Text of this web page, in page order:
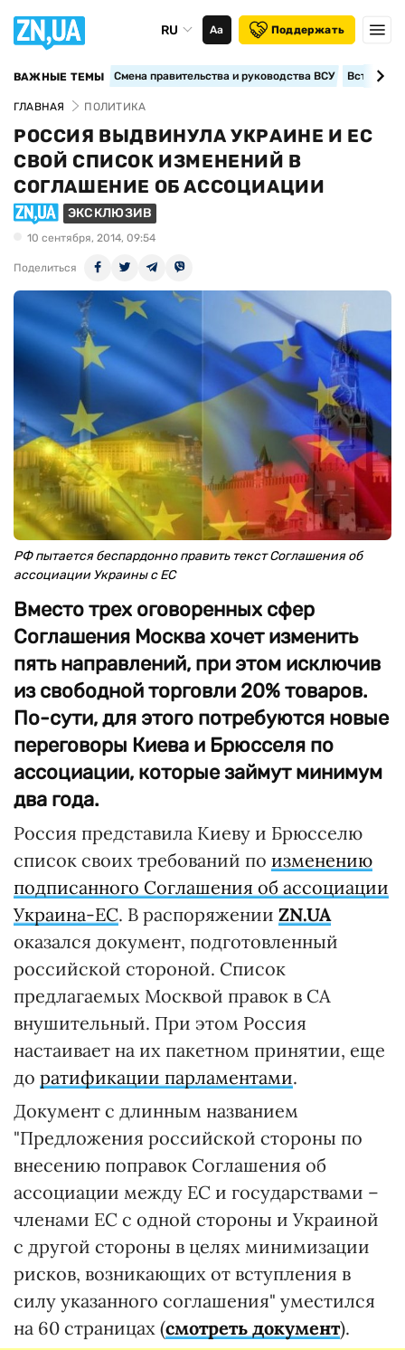
RU Аа Поддержать
ВАЖНЫЕ ТЕМЫ Смена правительства и руководства ВСУ
ГЛАВНАЯ ПОЛИТИКА
РОССИЯ ВЫДВИНУЛА УКРАИНЕ И ЕС
СВОЙ СПИСОК ИЗМЕНЕНИЙ В
СОГЛАШЕНИЕ ОБ АССОЦИАЦИИ
ЭКСКЛЮЗИВ
10 сентября, 2014, 09:54
Поделиться
РФ пытается беспардонно править текст Соглашения об
ассоциации Украины с ЕС
Вместо трех оговоренных сфер
Соглашения Москва хочет изменить
пять направлений, при этом исключив
из свободной торговли 20% товаров.
По-сути, для этого потребуются новые
переговоры Киева и Брюсселя по
ассоциации, которые займут минимум
два года.
Россия представила Киеву и Брюсселю
список своих требований по изменению
подписанного Соглашения об ассоциации
Украина-ЕС. В распоряжении ZN.UA
оказался документ, подготовленный
российской стороной. Список
предлагаемых Москвой правок в СА
внушительный. При этом Россия
настаивает на их пакетном принятии, еще
до ратификации парламентами.
Документ с длинным названием
"Предложения российской стороны по
внесению поправок Соглашения об
ассоциации между ЕС и государствами –
членами ЕС с одной стороны и Украиной
с другой стороны в целях минимизации
рисков, возникающих от вступления в
силу указанного соглашения" уместился
на 60 страницах (смотреть документ).